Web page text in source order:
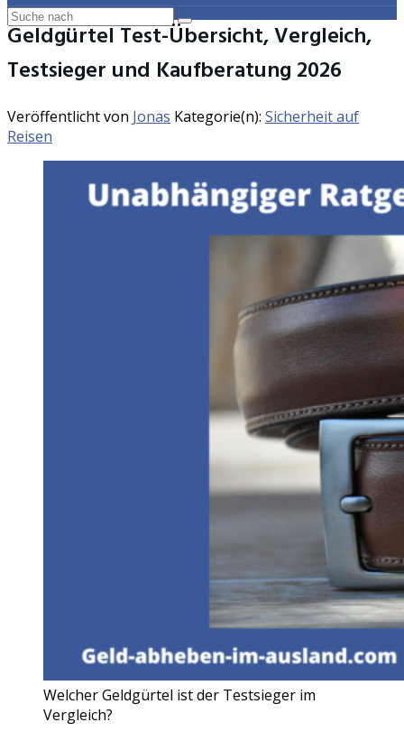
Geldgürtel Test-Übersicht, Vergleich,
Testsieger und Kaufberatung 2026
Veröffentlicht von Jonas Kategorie(n): Sicherheit auf
Reisen
Welcher Geldgürtel ist der Testsieger im
Vergleich?